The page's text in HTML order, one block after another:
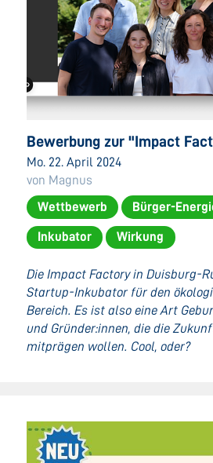
Bewerbung zur "Impact
Mo. 22. April 2024
von Magnus
Wettbewerb
Bürger-
Inkubator Wirkung
Die Impact Factory in Duisburg-
Startup-Inkubator für den
Bereich. Es ist also eine Art
und Gründer:innen, die die
mitprägen wollen. Cool, oder?